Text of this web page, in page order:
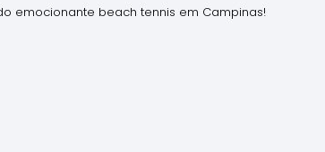
emocionante beach tennis em Campinas!